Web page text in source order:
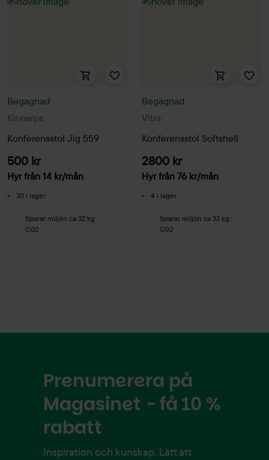
Kinnarps
Begagnad
Konferensstol Jig 559
500 kr
Hyr från 14 kr/mån
20 i lager
Sparar miljön ca 32 kg
C02
Vitra
Begagnad
Konferensstol Softshell
2800 kr
Hyr från 76 kr/mån
4 i lager
Sparar miljön ca 32 kg
C02
Prenumerera på
Magasinet - få 10 %
rabatt
Inspiration och kunskap. Lätt att